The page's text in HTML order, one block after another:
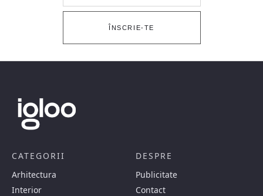
ÎNSCRIE-TE
CATEGORII
Arhitectura
Interior
DESPRE
Publicitate
Contact